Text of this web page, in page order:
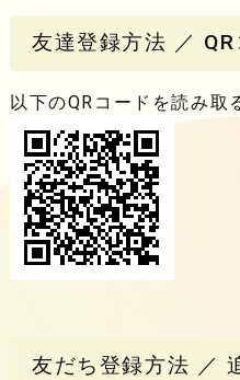
友達登録方法 ／ QR
以下のQRコードを読み取
友だち登録方法 ／